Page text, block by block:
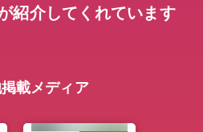
紹介してくれています
載メディア